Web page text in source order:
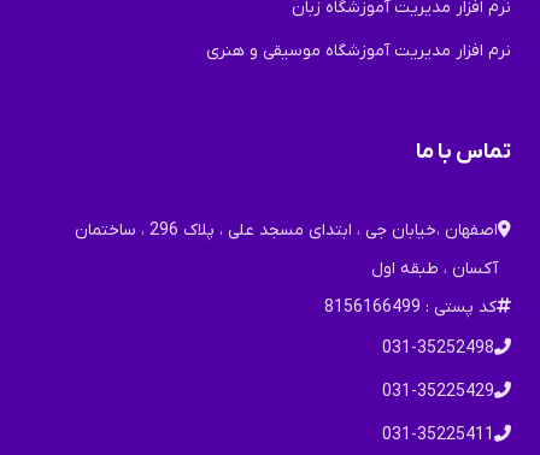
نرم افزار مدیریت آموزشگاه زبان
نرم افزار مدیریت آموزشگاه موسیقی و هنری
تماس با ما
اصفهان ،خیابان جی ، ابتدای مسجد علی ، پلاک 296 ، ساختمان
آکسان ، طبقه اول
کد پستی : 8156166499
031-35252498
031-35225429
031-35225411